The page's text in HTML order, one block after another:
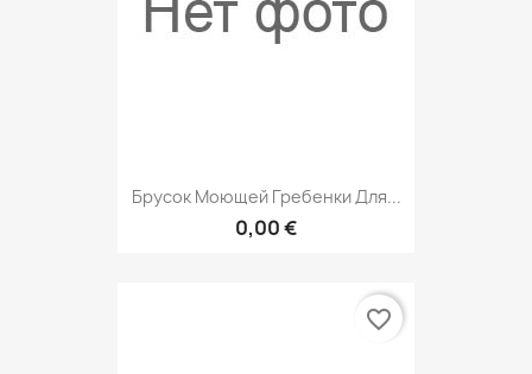
Брусок Моющей Гребенки Для...
0,00 €
favorite_border